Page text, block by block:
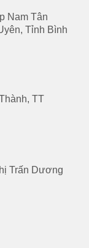
Nam Tân
Tỉnh Bình
TT
Trấn Dương